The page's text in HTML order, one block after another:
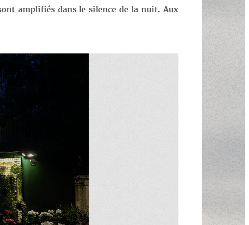
amplifiés dans le silence de la nuit. Aux